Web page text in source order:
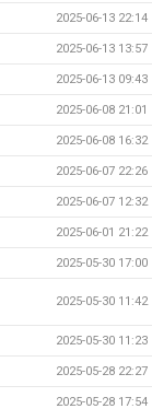
2025-06-13 22:14
2025-06-13 13:57
2025-06-13 09:43
2025-06-08 21:01
2025-06-08 16:32
2025-06-07 22:26
2025-06-07 12:32
2025-06-01 21:22
2025-05-30 17:00
2025-05-30 11:42
2025-05-30 11:23
2025-05-28 22:27
2025-05-28 17:54